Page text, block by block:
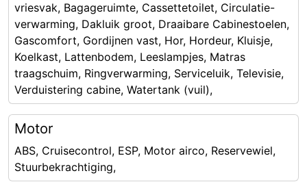
vriesvak, Bagageruimte, Cassettetoilet, Circulatie-
verwarming, Dakluik groot, Draaibare Cabinestoelen,
Gascomfort, Gordijnen vast, Hor, Hordeur, Kluisje,
Koelkast, Lattenbodem, Leeslampjes, Matras
traagschuim, Ringverwarming, Serviceluik, Televisie,
Verduistering cabine, Watertank (vuil),
Motor
ABS, Cruisecontrol, ESP, Motor airco, Reservewiel,
Stuurbekrachtiging,